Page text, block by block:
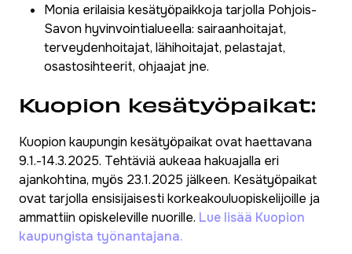
Monia erilaisia kesätyöpaikkoja tarjolla Pohjois-
Savon hyvinvointialueella: sairaanhoitajat,
terveydenhoitajat, lähihoitajat, pelastajat,
osastosihteerit, ohjaajat jne.
Kuopion kesätyöpaikat:
Kuopion kaupungin kesätyöpaikat ovat haettavana
9.1.-14.3.2025. Tehtäviä aukeaa hakuajalla eri
ajankohtina, myös 23.1.2025 jälkeen. Kesätyöpaikat
ovat tarjolla ensisijaisesti korkeakouluopiskelijoille ja
ammattiin opiskeleville nuorille. Lue lisää Kuopion
kaupungista työnantajana.